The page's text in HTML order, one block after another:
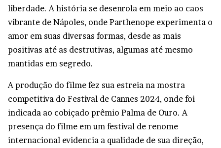
liberdade. A história se desenrola em meio ao caos
vibrante de Nápoles, onde Parthenope experimenta o
amor em suas diversas formas, desde as mais
positivas até as destrutivas, algumas até mesmo
mantidas em segredo.
A produção do filme fez sua estreia na mostra
competitiva do Festival de Cannes 2024, onde foi
indicada ao cobiçado prêmio Palma de Ouro. A
presença do filme em um festival de renome
internacional evidencia a qualidade de sua direção,